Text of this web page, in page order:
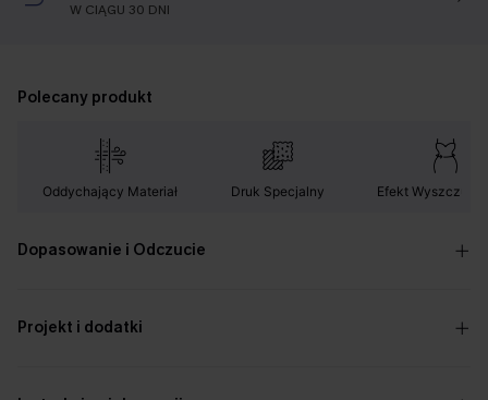
W CIĄGU 30 DNI
Polecany produkt
Oddychający Materiał Druk Specjalny Efekt
Dopasowanie i Odczucie
Projekt i dodatki